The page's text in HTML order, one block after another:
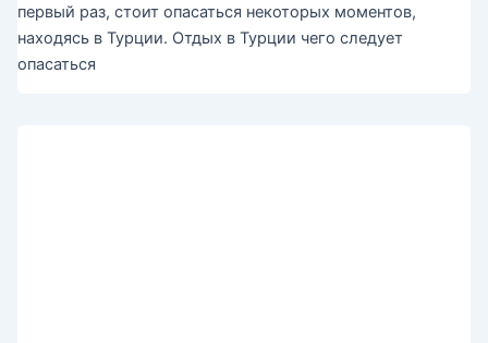
первый раз, стоит опасаться некоторых моментов,
находясь в Турции. Отдых в Турции чего следует
опасаться